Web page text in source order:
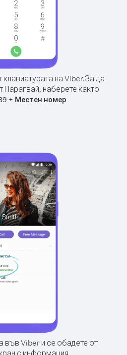
на Viber.За да
Парагвай, наберете както
+ Местен номер
във Viber и се обадете от
с информация